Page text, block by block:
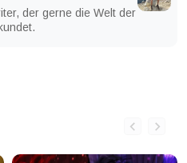
der gerne die Welt der